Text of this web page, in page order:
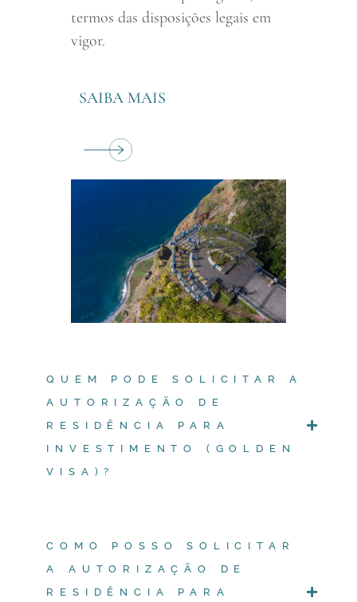
termos das disposições legais em
vigor.
SAIBA MAIS
QUEM PODE SOLICITAR A
AUTORIZAÇÃO DE
RESIDÊNCIA PARA
INVESTIMENTO (GOLDEN
VISA)?
COMO POSSO SOLICITAR
A AUTORIZAÇÃO DE
RESIDÊNCIA PARA